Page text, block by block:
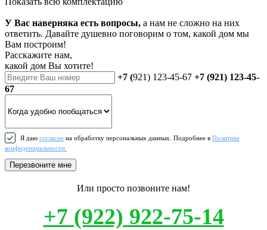
У Вас наверняка есть вопросы, а нам не сложно на них
ответить. Давайте душевно поговорим о том, какой дом мы
Вам построим!
Расскажите нам,
какой дом Вы хотите!
+7 (921) 123-45-67 +7 (921) 123-45-
67
Я даю согласие на обработку персональных данных. Подробнее в Политике
конфиденциальности.
Перезвоните мне
Или просто позвоните нам!
+7 (922) 922-75-14